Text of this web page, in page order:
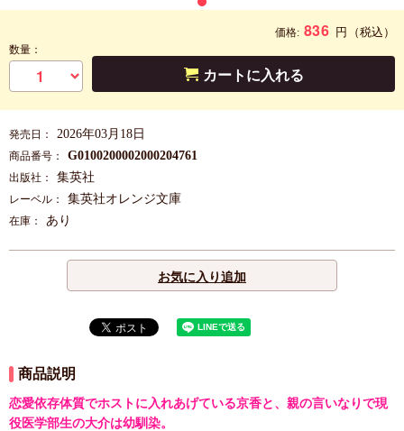
価格: 836 円 （税込）
数量：
カートに入れる
発売日： 2026年03月18日
商品番号： G0100200002000204761
出版社： 集英社
レーベル： 集英社オレンジ文庫
在庫： あり
お気に入り追加
商品説明
恋愛依存体質でホストに入れあげている京香と、親の言いなりで現
役医学部生の大介は幼馴染。